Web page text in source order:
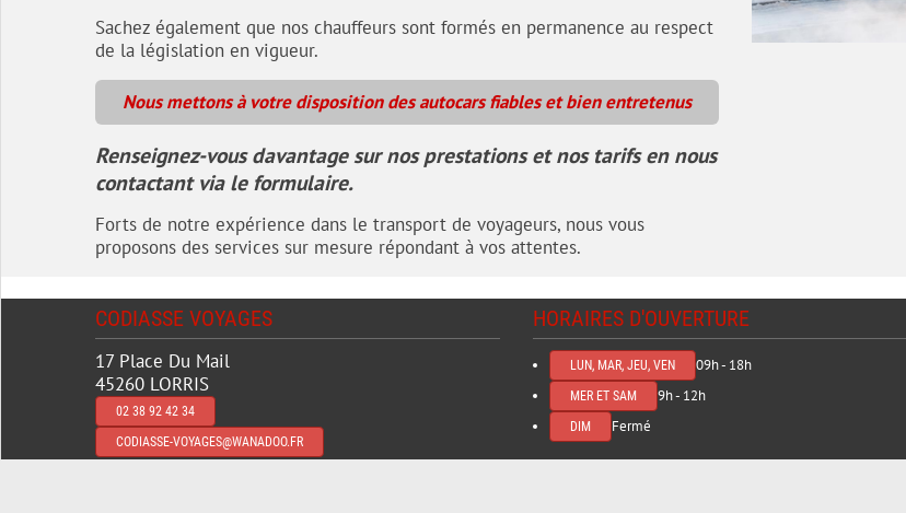
Sachez également que nos chauffeurs sont formés en permanence au respect
de la législation en vigueur.
Nous mettons à votre disposition des autocars fiables et bien entretenus
Renseignez-vous davantage sur nos prestations et nos tarifs en nous
contactant via le formulaire.
Forts de notre expérience dans le transport de voyageurs, nous vous
proposons des services sur mesure répondant à vos attentes.
CODIASSE VOYAGES
17 Place Du Mail
45260 LORRIS
02 38 92 42 34
CODIASSE-VOYAGES@WANADOO.FR
HORAIRES D'OUVERTURE
LUN, MAR, JEU, VEN 09h - 18h
MER ET SAM 9h - 12h
DIM Fermé